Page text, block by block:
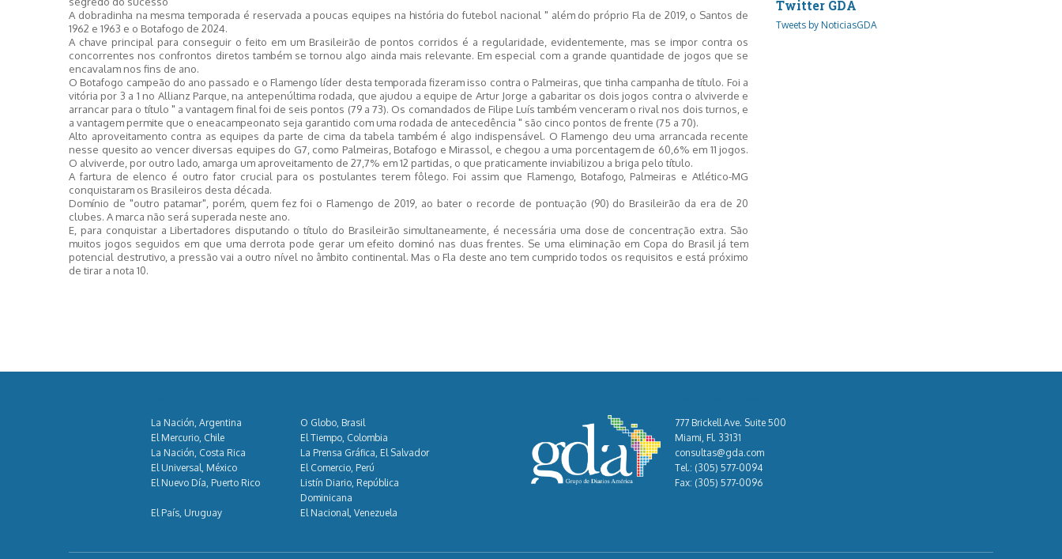
A dobradinha na mesma temporada é reservada a poucas equipes na história do futebol nacional " além do próprio Fla de 2019, o Santos de
1962 e 1963 e o Botafogo de 2024.
A chave principal para conseguir o feito em um Brasileirão de pontos corridos é a regularidade, evidentemente, mas se impor contra os
concorrentes nos confrontos diretos também se tornou algo ainda mais relevante. Em especial com a grande quantidade de jogos que se
encavalam nos fins de ano.
O Botafogo campeão do ano passado e o Flamengo líder desta temporada fizeram isso contra o Palmeiras, que tinha campanha de título. Foi a
vitória por 3 a 1 no Allianz Parque, na antepenúltima rodada, que ajudou a equipe de Artur Jorge a gabaritar os dois jogos contra o alviverde e
arrancar para o título " a vantagem final foi de seis pontos (79 a 73). Os comandados de Filipe Luís também venceram o rival nos dois turnos, e
a vantagem permite que o eneacampeonato seja garantido com uma rodada de antecedência " são cinco pontos de frente (75 a 70).
Alto aproveitamento contra as equipes da parte de cima da tabela também é algo indispensável. O Flamengo deu uma arrancada recente
nesse quesito ao vencer diversas equipes do G7, como Palmeiras, Botafogo e Mirassol, e chegou a uma porcentagem de 60,6% em 11 jogos.
O alviverde, por outro lado, amarga um aproveitamento de 27,7% em 12 partidas, o que praticamente inviabilizou a briga pelo título.
A fartura de elenco é outro fator crucial para os postulantes terem fôlego. Foi assim que Flamengo, Botafogo, Palmeiras e Atlético-MG
conquistaram os Brasileiros desta década.
Domínio de "outro patamar", porém, quem fez foi o Flamengo de 2019, ao bater o recorde de pontuação (90) do Brasileirão da era de 20
clubes. A marca não será superada neste ano.
E, para conquistar a Libertadores disputando o título do Brasileirão simultaneamente, é necessária uma dose de concentração extra. São
muitos jogos seguidos em que uma derrota pode gerar um efeito dominó nas duas frentes. Se uma eliminação em Copa do Brasil já tem
potencial destrutivo, a pressão vai a outro nível no âmbito continental. Mas o Fla deste ano tem cumprido todos os requisitos e está próximo
de tirar a nota 10.
Twitter GDA
Tweets by NoticiasGDA
La Nación, Argentina
O Globo, Brasil
El Mercurio, Chile
El Tiempo, Colombia
La Nación, Costa Rica
La Prensa Gráfica, El Salvador
El Universal, México
El Comercio, Perú
El Nuevo Día, Puerto Rico
Listín Diario, República
Dominicana
El País, Uruguay
El Nacional, Venezuela
777 Brickell Ave. Suite 500
Miami, Fl. 33131
consultas@gda.com
Tel.: (305) 577-0094
Fax: (305) 577-0096